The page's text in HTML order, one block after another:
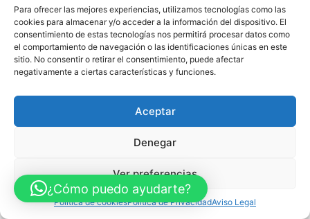
Para ofrecer las mejores experiencias, utilizamos tecnologías como las
cookies para almacenar y/o acceder a la información del dispositivo. El
consentimiento de estas tecnologías nos permitirá procesar datos como
el comportamiento de navegación o las identificaciones únicas en este
sitio. No consentir o retirar el consentimiento, puede afectar
negativamente a ciertas características y funciones.
Aceptar
Denegar
Ver preferencias
Política de cookiesPolítica de PrivacidadAviso Legal
Soria, Tarazona y Zaragoza Horario de 8:00-13:30
y de 15:00-20:00
Aviso Legal Política de Privacidad Política de Cookies
Accesibilidad Mapa web
FINANCIADO POR LA UNIÓN EUROPEA CON EL PROGRAMA KIT
DIGITAL POR LOS FONDOS NEXT GENERATION (EU) DEL
MECANISMO DE RECUPERACIÓN Y RESILENCIA
© Guia Telefónica de Empresas – Todos los derechos reservados.
¿Cómo puedo ayudarte?